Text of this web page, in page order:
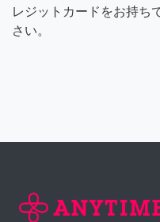
レジットカードをお持ち
さい。